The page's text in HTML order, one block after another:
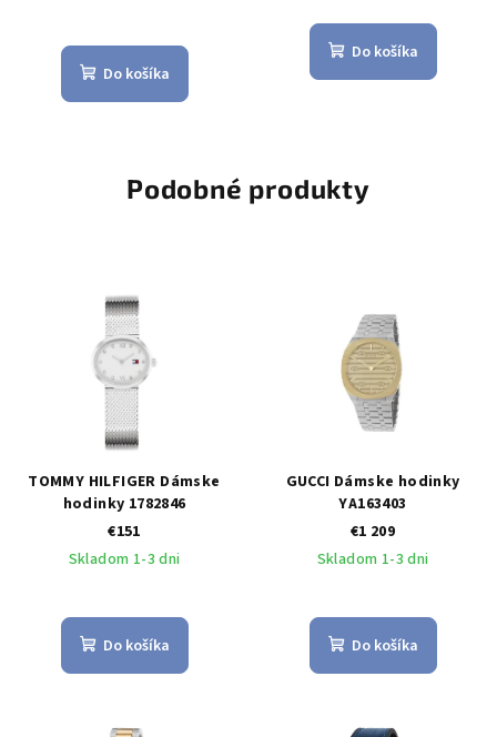
Do košíka
Do košíka
Podobné produkty
TOMMY HILFIGER Dámske
hodinky 1782846
€151
Skladom 1-3 dni
Do košíka
GUCCI Dámske hodinky
YA163403
€1 209
Skladom 1-3 dni
Do košíka